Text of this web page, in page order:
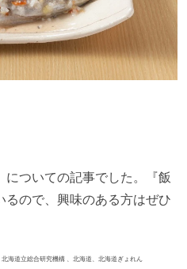
ついての記事でした。『飯
ので、興味のある方はぜひ
海道立総合研究機構 、北海道、北海道ぎょれん